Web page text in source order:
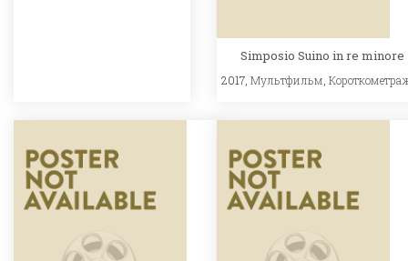
Simposio Suino in re minore
2017,Мультфильм ,